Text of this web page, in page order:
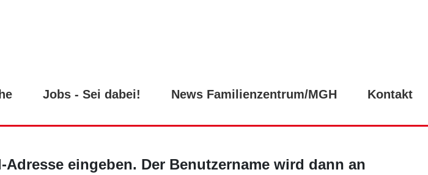
Jobs - Sei dabei! News Familienzentrum/MGH Kontakt
eingeben. Der Benutzername wird dann an